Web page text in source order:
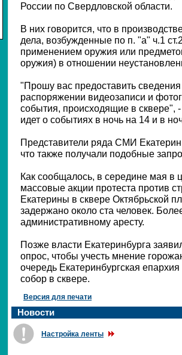
России по Свердловской области.
В них говорится, что в
дела, возбужденные по п. "а" ч.1
применением оружия или
оружия) в отношении
"Прошу вас предоставить
распоряжении видеозаписи и
события, происходящие в сквере",
идет о событиях в ночь на 14 и в
Представители ряда СМИ
что также получали подобные
Как сообщалось, в середине мая в
массовые акции протеста против
Екатерины в сквере Октябрьской
задержано около ста человек.
административному аресту.
Позже власти Екатеринбурга
опрос, чтобы учесть мнение
очередь Екатеринбургская епархия
собор в сквере.
Версия для печати
Новости
Настройка ленты